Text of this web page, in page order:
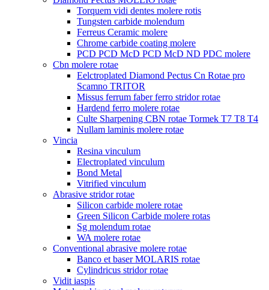
Torquem vidi dentes molere rotis
Tungsten carbide molendum
Ferreus Ceramic molere
Chrome carbide coating molere
PCD PCD McD PCD McD ND PDC molere
Cbn molere rotae
Eelctroplated Diamond Pectus Cn Rotae pro
Scamno TRITOR
Missus ferrum faber ferro stridor rotae
Hardend ferro molere rotae
Culte Sharpening CBN rotae Tormek T7 T8 T4
Nullam laminis molere rotae
Vincia
Resina vinculum
Electroplated vinculum
Bond Metal
Vitrified vinculum
Abrasive stridor rotae
Silicon carbide molere rotae
Green Silicon Carbide molere rotas
Sg molendum rotae
WA molere rotae
Conventional abrasive molere rotae
Banco et baser MOLARIS rotae
Cylindricus stridor rotae
Vidit iaspis